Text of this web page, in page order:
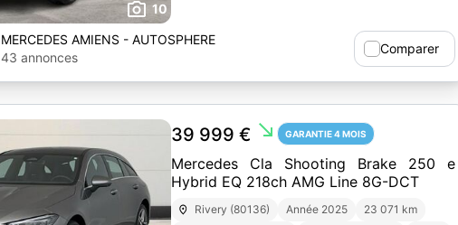
10
MERCEDES AMIENS - AUTOSPHERE
43 annonces
Comparer
39 999 € south_east GARANTIE 4 MOIS
Mercedes Cla Shooting Brake 250 e
Hybrid EQ 218ch AMG Line 8G-DCT
Rivery (80136) Année 2025
23 071 km